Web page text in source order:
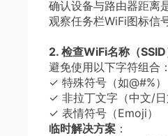
确认设备与路由器距离
观察任务栏WiFi图标信
2. 检查WiFi名称（SSID
避免使用以下字符组合：
✓ 特殊符号（如@#%）
✓ 非拉丁文字（中文/日
✓ 表情符号（Emoji）
临时解决方案 ：